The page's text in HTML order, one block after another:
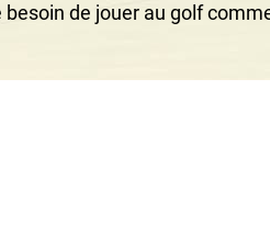
de jouer au golf